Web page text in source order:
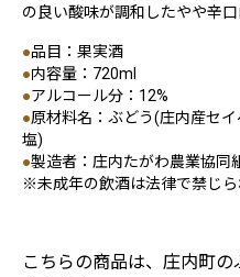
の良い酸味が調和したやや辛
●品目：果実酒
●内容量：720ml
●アルコール分：12%
●原材料名：ぶどう(庄内産セ
塩)
●製造者：庄内たがわ農業協同
※未成年の飲酒は法律で禁じら
こちらの商品は、庄内町